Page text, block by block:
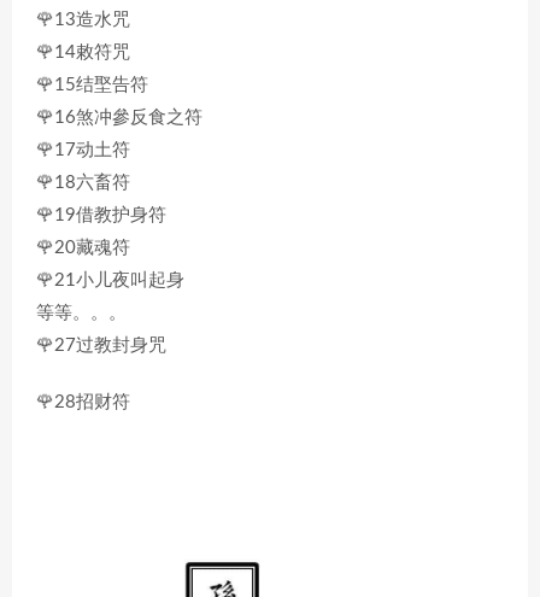
🌹13造水咒
🌹14敕符咒
🌹15结埾告符
🌹16煞冲參反食之符
🌹17动土符
🌹18六畜符
🌹19借教护身符
🌹20藏魂符
🌹21小儿夜叫起身
等等。。。
🌹27过教封身咒
🌹28招财符